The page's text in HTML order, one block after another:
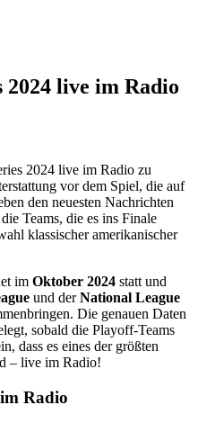
live im Radio
2024 live im Radio zu
vor dem Spiel, die auf
den neuesten Nachrichten
Teams, die es ins Finale
klassischer amerikanischer
im Oktober 2024 statt und
und derNational League
Die genauen Daten
sobald die Playoff-Teams
dass es eines der größten
– live im Radio!
Radio